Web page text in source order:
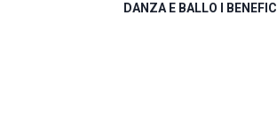
DANZA E BALLO I BENEFICI